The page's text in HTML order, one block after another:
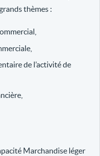
thèmes :
de l’activité de
Marchandise léger